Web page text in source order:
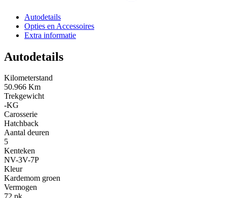
Autodetails
Opties en Accessoires
Extra informatie
Autodetails
Kilometerstand
50.966 Km
Trekgewicht
-KG
Carosserie
Hatchback
Aantal deuren
5
Kenteken
NV-3V-7P
Kleur
Kardemom groen
Vermogen